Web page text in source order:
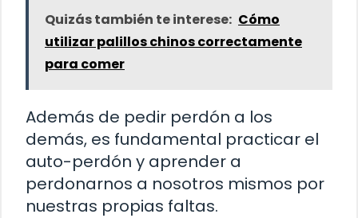
Quizás también te interese: Cómo
utilizar palillos chinos correctamente
para comer
Además de pedir perdón a los
demás, es fundamental practicar el
auto-perdón y aprender a
perdonarnos a nosotros mismos por
nuestras propias faltas.